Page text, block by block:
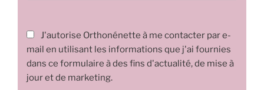
J'autorise Orthonénette à me contacter par e-
mail en utilisant les informations que j'ai fournies
dans ce formulaire à des fins d'actualité, de mise à
jour et de marketing.